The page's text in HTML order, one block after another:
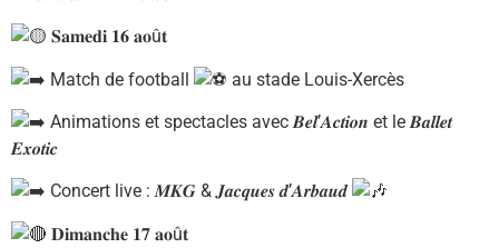
𝐒𝐚𝐦𝐞𝐝𝐢 𝟏𝟔 𝐚𝐨û𝐭
Match de football au stade Louis-Xercès
Animations et spectacles avec 𝑩𝒆𝒍’𝑨𝒄𝒕𝒊𝒐𝒏 et le 𝑩𝒂𝒍𝒍𝒆𝒕
𝑬𝒙𝒐𝒕𝒊𝒄
Concert live : 𝑴𝑲𝑮 & 𝑱𝒂𝒄𝒒𝒖𝒆𝒔 𝒅’𝑨𝒓𝒃𝒂𝒖𝒅
𝐃𝐢𝐦𝐚𝐧𝐜𝐡𝐞 𝟏𝟕 𝐚𝐨û𝐭